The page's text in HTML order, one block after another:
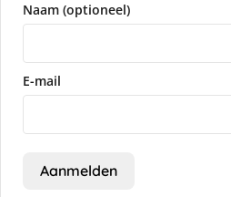
Naam (optioneel)
E-mail
Aanmelden